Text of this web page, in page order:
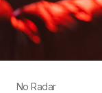
No Radar